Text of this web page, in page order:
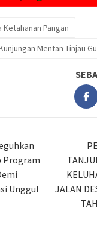
Ketahanan Pangan
Mentan Tinjau
Program
Unggul
JALAN